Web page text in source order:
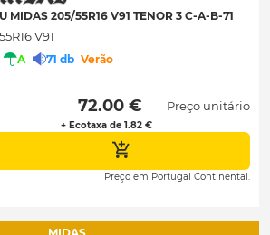
MIDAS 205/55R16 V91 TENOR 3 C-A-B-71
V91
A 71 db Verão
72.00 €
+ Ecotaxa de 1.82 €
Preço unitário
Preço em Portugal Continental.